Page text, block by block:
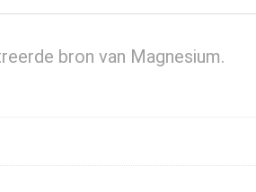
bron van Magnesium.